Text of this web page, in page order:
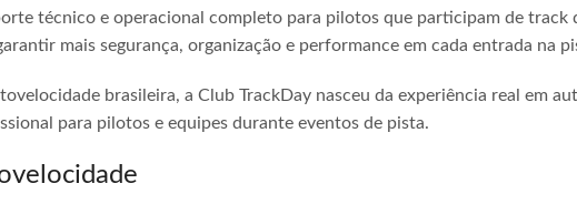
técnico e operacional completo para pilotos que participam de track
mais segurança, organização e performance em cada entrada na
brasileira, a Club TrackDay nasceu da experiência real em
para pilotos e equipes durante eventos de pista.